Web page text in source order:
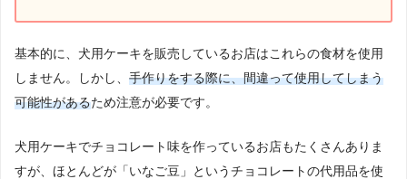
基本的に、犬用ケーキを販売しているお店はこれらの食材を使用
しません。しかし、 手作りをする際に、間違って使用してしまう
可能性があるため注意が必要です。
犬用ケーキでチョコレート味を作っているお店もたくさんありま
すが、ほとんどが「いなご豆」というチョコレートの代用品を使